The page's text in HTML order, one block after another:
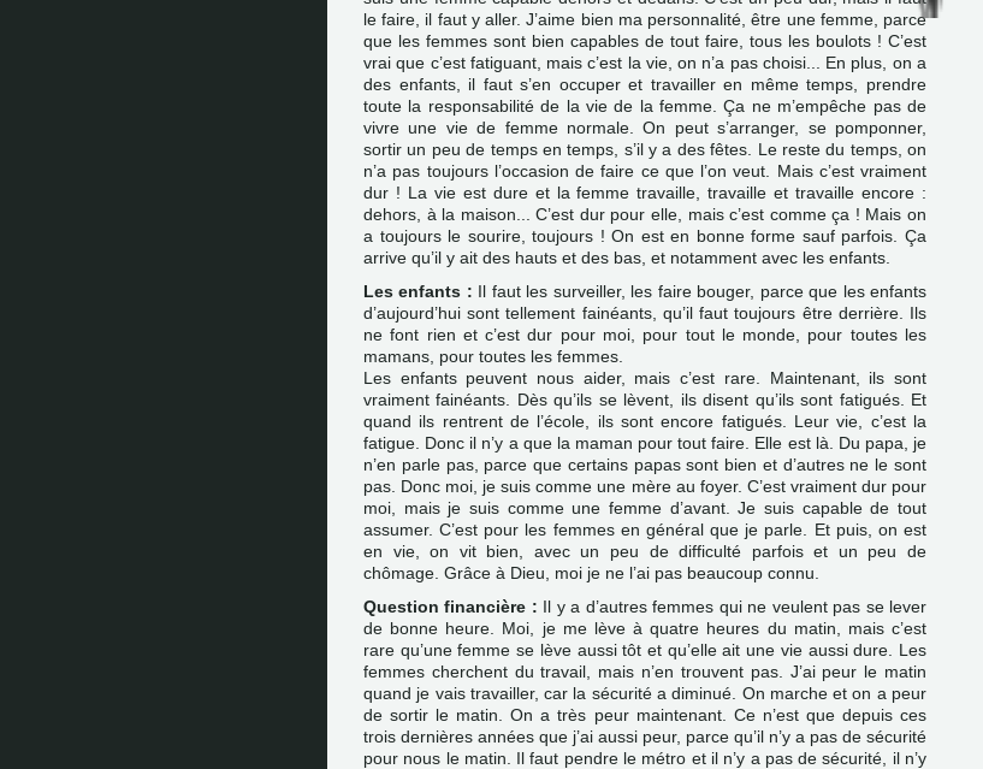
le faire, il faut y aller. J’aime bien ma personnalité, être une femme, parce
que les femmes sont bien capables de tout faire, tous les boulots ! C’est
vrai que c’est fatiguant, mais c’est la vie, on n’a pas choisi... En plus, on a
des enfants, il faut s’en occuper et travailler en même temps, prendre
toute la responsabilité de la vie de la femme. Ça ne m’empêche pas de
vivre une vie de femme normale. On peut s’arranger, se pomponner,
sortir un peu de temps en temps, s’il y a des fêtes. Le reste du temps, on
n’a pas toujours l’occasion de faire ce que l’on veut. Mais c’est vraiment
dur ! La vie est dure et la femme travaille, travaille et travaille encore :
dehors, à la maison... C’est dur pour elle, mais c’est comme ça ! Mais on
a toujours le sourire, toujours ! On est en bonne forme sauf parfois. Ça
arrive qu’il y ait des hauts et des bas, et notamment avec les enfants.
Les enfants : Il faut les surveiller, les faire bouger, parce que les enfants
d’aujourd’hui sont tellement fainéants, qu’il faut toujours être derrière. Ils
ne font rien et c’est dur pour moi, pour tout le monde, pour toutes les
mamans, pour toutes les femmes.
Les enfants peuvent nous aider, mais c’est rare. Maintenant, ils sont
vraiment fainéants. Dès qu’ils se lèvent, ils disent qu’ils sont fatigués. Et
quand ils rentrent de l’école, ils sont encore fatigués. Leur vie, c’est la
fatigue. Donc il n’y a que la maman pour tout faire. Elle est là. Du papa, je
n’en parle pas, parce que certains papas sont bien et d’autres ne le sont
pas. Donc moi, je suis comme une mère au foyer. C’est vraiment dur pour
moi, mais je suis comme une femme d’avant. Je suis capable de tout
assumer. C’est pour les femmes en général que je parle. Et puis, on est
en vie, on vit bien, avec un peu de difficulté parfois et un peu de
chômage. Grâce à Dieu, moi je ne l’ai pas beaucoup connu.
Question financière : Il y a d’autres femmes qui ne veulent pas se lever
de bonne heure. Moi, je me lève à quatre heures du matin, mais c’est
rare qu’une femme se lève aussi tôt et qu’elle ait une vie aussi dure. Les
femmes cherchent du travail, mais n’en trouvent pas. J’ai peur le matin
quand je vais travailler, car la sécurité a diminué. On marche et on a peur
de sortir le matin. On a très peur maintenant. Ce n’est que depuis ces
trois dernières années que j’ai aussi peur, parce qu’il n’y a pas de sécurité
pour nous le matin. Il faut pendre le métro et il n’y a pas de sécurité, il n’y